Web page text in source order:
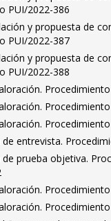
PUI/2022-386
y propuesta de
PUI/2022-387
y propuesta de
PUI/2022-388
entrevista.
prueba objetiva.